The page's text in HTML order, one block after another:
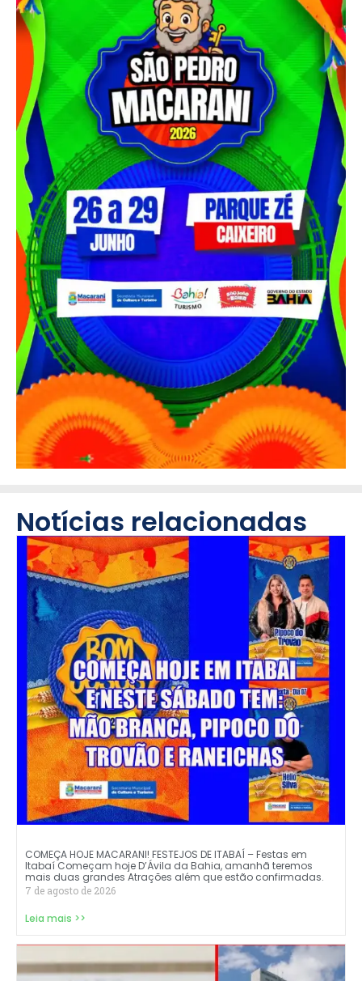
Notícias relacionadas
COMEÇA HOJE MACARANI! FESTEJOS DE ITABAÍ – Festas em
Itabaí Começam hoje D’Ávila da Bahia, amanhã teremos
mais duas grandes Atrações além que estão confirmadas.
7 de agosto de 2026
Leia mais >>